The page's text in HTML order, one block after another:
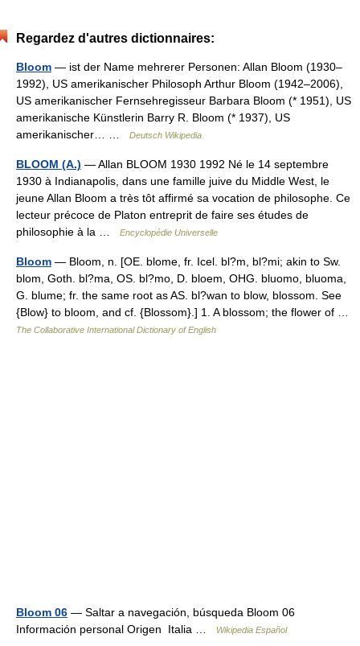
Regardez d'autres dictionnaires:
Bloom — ist der Name mehrerer Personen: Allan Bloom (1930–
1992), US amerikanischer Philosoph Arthur Bloom (1942–2006),
US amerikanischer Fernsehregisseur Barbara Bloom (* 1951), US
amerikanische Künstlerin Barry R. Bloom (* 1937), US
amerikanischer… …
Deutsch Wikipedia
BLOOM (A.) — Allan BLOOM 1930 1992 Né le 14 septembre
1930 à Indianapolis, dans une famille juive du Middle West, le
jeune Allan Bloom a très tôt affirmé sa vocation de philosophe. Ce
lecteur précoce de Platon entreprit de faire ses études de
philosophie à la …
Encyclopédie Universelle
Bloom — Bloom, n. [OE. blome, fr. Icel. bl?m, bl?mi; akin to Sw.
blom, Goth. bl?ma, OS. bl?mo, D. bloem, OHG. bluomo, bluoma,
G. blume; fr. the same root as AS. bl?wan to blow, blossom. See
{Blow} to bloom, and cf. {Blossom}.] 1. A blossom; the flower of …
The Collaborative International Dictionary of English
Bloom 06 — Saltar a navegación, búsqueda Bloom 06
Información personal Origen Italia …
Wikipedia Español